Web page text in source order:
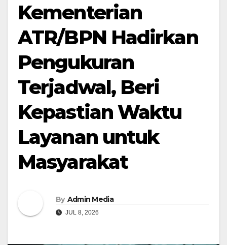
Kementerian
ATR/BPN Hadirkan
Pengukuran
Terjadwal, Beri
Kepastian Waktu
Layanan untuk
Masyarakat
By Admin Media
JUL 8, 2026